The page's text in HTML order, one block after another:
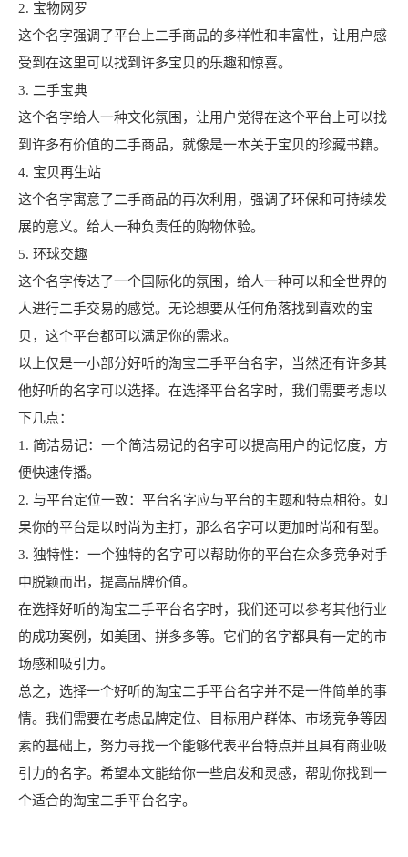
2. 宝物网罗
这个名字强调了平台上二手商品的多样性和丰富性，让用户感
受到在这里可以找到许多宝贝的乐趣和惊喜。
3. 二手宝典
这个名字给人一种文化氛围，让用户觉得在这个平台上可以找
到许多有价值的二手商品，就像是一本关于宝贝的珍藏书籍。
4. 宝贝再生站
这个名字寓意了二手商品的再次利用，强调了环保和可持续发
展的意义。给人一种负责任的购物体验。
5. 环球交趣
这个名字传达了一个国际化的氛围，给人一种可以和全世界的
人进行二手交易的感觉。无论想要从任何角落找到喜欢的宝
贝，这个平台都可以满足你的需求。
以上仅是一小部分好听的淘宝二手平台名字，当然还有许多其
他好听的名字可以选择。在选择平台名字时，我们需要考虑以
下几点：
1. 简洁易记：一个简洁易记的名字可以提高用户的记忆度，方
便快速传播。
2. 与平台定位一致：平台名字应与平台的主题和特点相符。如
果你的平台是以时尚为主打，那么名字可以更加时尚和有型。
3. 独特性：一个独特的名字可以帮助你的平台在众多竞争对手
中脱颖而出，提高品牌价值。
在选择好听的淘宝二手平台名字时，我们还可以参考其他行业
的成功案例，如美团、拼多多等。它们的名字都具有一定的市
场感和吸引力。
总之，选择一个好听的淘宝二手平台名字并不是一件简单的事
情。我们需要在考虑品牌定位、目标用户群体、市场竞争等因
素的基础上，努力寻找一个能够代表平台特点并且具有商业吸
引力的名字。希望本文能给你一些启发和灵感，帮助你找到一
个适合的淘宝二手平台名字。